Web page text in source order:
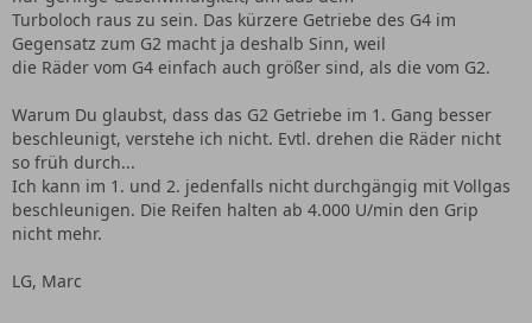
Turboloch raus zu sein. Das kürzere Getriebe des G4 im
Gegensatz zum G2 macht ja deshalb Sinn, weil
die Räder vom G4 einfach auch größer sind, als die vom G2.
Warum Du glaubst, dass das G2 Getriebe im 1. Gang besser
beschleunigt, verstehe ich nicht. Evtl. drehen die Räder nicht
so früh durch...
Ich kann im 1. und 2. jedenfalls nicht durchgängig mit Vollgas
beschleunigen. Die Reifen halten ab 4.000 U/min den Grip
nicht mehr.
LG, Marc